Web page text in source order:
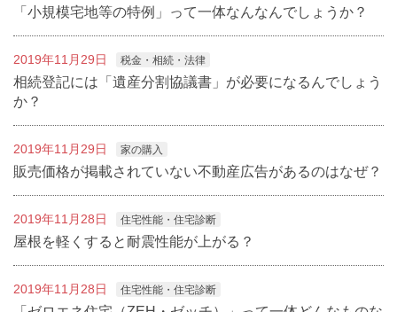
「小規模宅地等の特例」って一体なんなんでしょうか？
2019年11月29日 税金・相続・法律
相続登記には「遺産分割協議書」が必要になるんでしょう
か？
2019年11月29日 家の購入
販売価格が掲載されていない不動産広告があるのはなぜ？
2019年11月28日 住宅性能・住宅診断
屋根を軽くすると耐震性能が上がる？
2019年11月28日 住宅性能・住宅診断